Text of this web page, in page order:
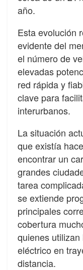
año.
Esta evolución
evidente del
el número de
elevadas
red rápida y
clave para
interurbanos.
La situación
que existía
encontrar un
grandes
tarea
se extiende
principales
cobertura
quienes
eléctrico en
distancia.